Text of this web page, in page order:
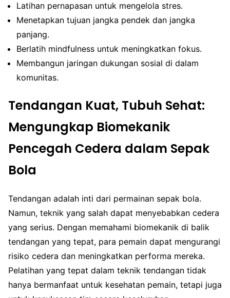
Latihan pernapasan untuk mengelola stres.
Menetapkan tujuan jangka pendek dan jangka
panjang.
Berlatih mindfulness untuk meningkatkan fokus.
Membangun jaringan dukungan sosial di dalam
komunitas.
Tendangan Kuat, Tubuh Sehat:
Mengungkap Biomekanik
Pencegah Cedera dalam Sepak
Bola
Tendangan adalah inti dari permainan sepak bola.
Namun, teknik yang salah dapat menyebabkan cedera
yang serius. Dengan memahami biomekanik di balik
tendangan yang tepat, para pemain dapat mengurangi
risiko cedera dan meningkatkan performa mereka.
Pelatihan yang tepat dalam teknik tendangan tidak
hanya bermanfaat untuk kesehatan pemain, tetapi juga